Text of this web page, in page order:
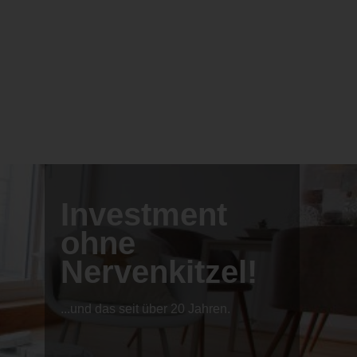
Investment
ohne
Nervenkitzel!
...und das seit über 20 Jahren.